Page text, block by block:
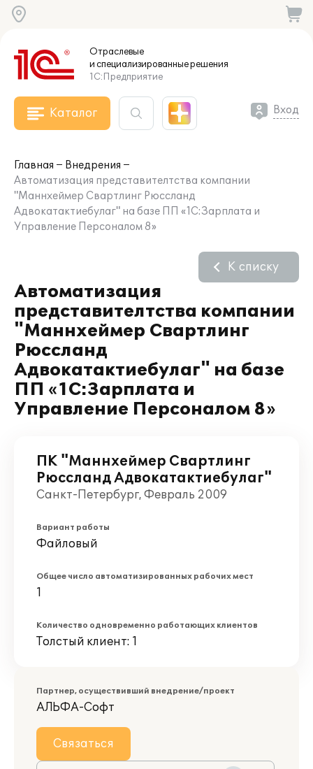
Отраслевые
и специализированныерешения
1С:Предприятие
Каталог Вход
Главная
Внедрения
Автоматизация представителтства компании
"Маннхеймер Свартлинг Рюссланд
Адвокатактиебулаг" на базе ПП «1С:Зарплата и
Управление Персоналом 8»
Автоматизация
представителтства компании
"Маннхеймер Свартлинг
Рюссланд
Адвокатактиебулаг" на базе
ПП «1С:Зарплата и
Управление Персоналом 8»
К списку
ПК "Маннхеймер Свартлинг
Рюссланд Адвокатактиебулаг"
Санкт-Петербург, Февраль 2009
Вариант работы
Файловый
Общее число автоматизированных рабочих мест
1
Количество одновременно работающих клиентов
Толстый клиент: 1
Партнер, осуществивший внедрение/проект
АЛЬФА-Софт
Связаться